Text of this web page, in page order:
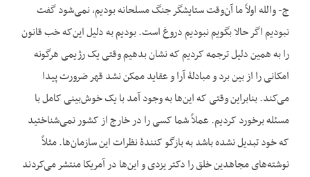
ج- والله اولاً ما آن‌وقت ستایشگر جنگ مسلحانه بودیم، نمی‌شود گفت
نبودیم اگر حالا بگویم نبودیم دروغ است. بودیم به دلیل این‌که خب قانون
را به همین دلیل ترجمه کردیم که نشان بدهیم وقتی یک رژیمی هرگونه
امکانی را از بین برد و مبادلۀ آرا و عقاید ممکن نشد قهر ضرورت پیدا
می‌کند. بنابراین وقتی که این‌ها به وجود آمد با یک خوش‌بینی کامل با
مسئله برخورد کردیم. عملاً شما کسی را در خارج از کشور نمی‌شناختید
که خود تبدیل نشده باشد به بازگو کنندۀ نظرات این سازمان‌ها. مثلاً
نوشته‌های مجاهدین خلق را دکتر یزدی و این‌ها در آمریکا منتشر می‌کردند